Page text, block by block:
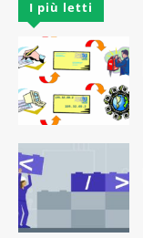
I più letti